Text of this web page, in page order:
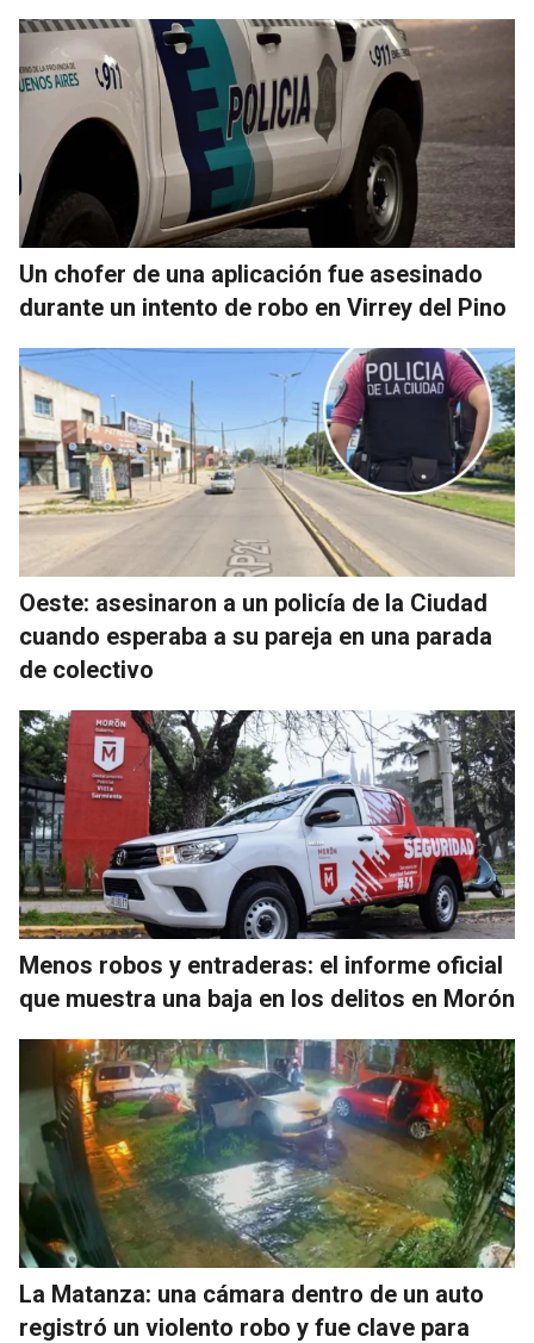
Un chofer de una aplicación fue asesinado
durante un intento de robo en Virrey del Pino
Oeste: asesinaron a un policía de la Ciudad
cuando esperaba a su pareja en una parada
de colectivo
Menos robos y entraderas: el informe oficial
que muestra una baja en los delitos en Morón
La Matanza: una cámara dentro de un auto
registró un violento robo y fue clave para